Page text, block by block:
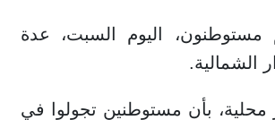
مستوطنون، اليوم السبت، عدة
الشمالية.
محلية، بأن مستوطنين تجولوا في